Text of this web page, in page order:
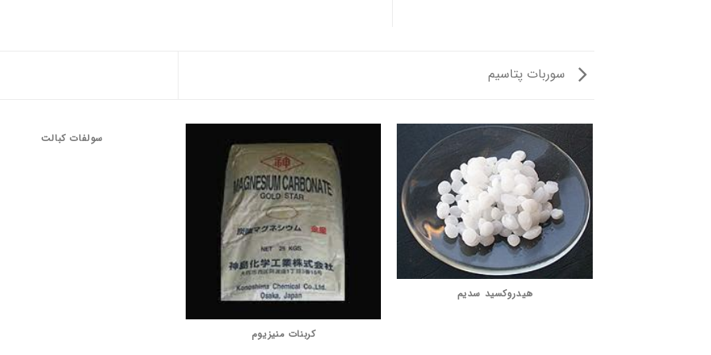
سوربات پتاسیم
هیدروکسید سدیم
کربنات منیزیوم
سولفات کبالت